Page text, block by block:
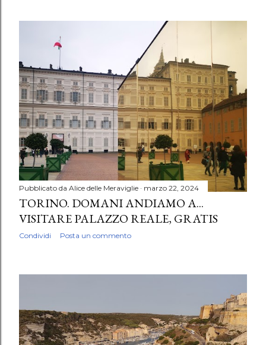
Pubblicato da Alice delle Meraviglie marzo 22, 2024
TORINO. DOMANI ANDIAMO A...
VISITARE PALAZZO REALE, GRATIS
Condividi Posta un commento